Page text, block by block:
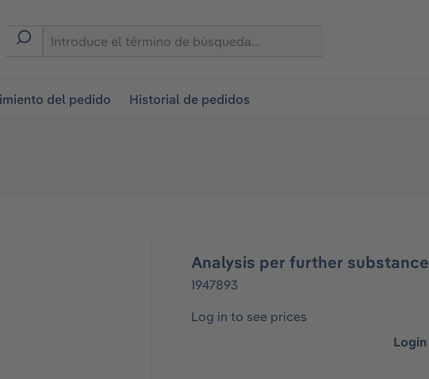
del pedido Historial de pedidos
Analysis per further substance
1947893
Log in to see prices
Login